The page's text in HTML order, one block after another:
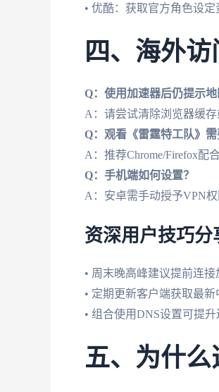
• 优酷：获取官方角色设定
四、海外
Q：使用加速器后仍提示地
A：请尝试清除浏览器缓
Q：观看《雷霆特工队》需
A：推荐Chrome/Firefox配
Q：手机端如何设置？
A：安卓需手动授予VPN
资深用户技巧分
• 周末晚高峰建议提前连接
• 定期更新客户端获取最新
• 组合使用DNS设置可提
五、为什